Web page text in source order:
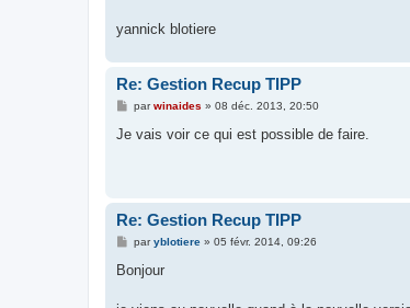
yannick blotiere
Re: Gestion Recup TIPP
M
s
parwinaides » 08 déc. 2013, 20:50
Je vais voir ce qui est possible de faire.
Re: Gestion Recup TIPP
M
s
paryblotiere» 05 févr. 2014, 09:26
Bonjour